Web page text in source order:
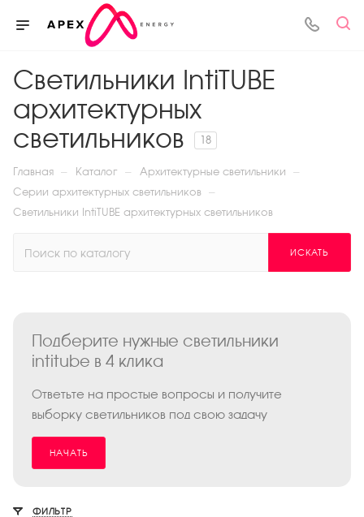
Светильники IntiTUBE
архитектурных
светильников
18
Главная — Каталог — Архитектурные светильники —
Серии архитектурных светильников —
Светильники IntiTUBE архитектурных светильников
ИСКАТЬ
Подберите нужные светильники
intitube в 4 клика
Ответьте на простые вопросы и получите
выборку светильников под свою задачу
НАЧАТЬ
ФИЛЬТР